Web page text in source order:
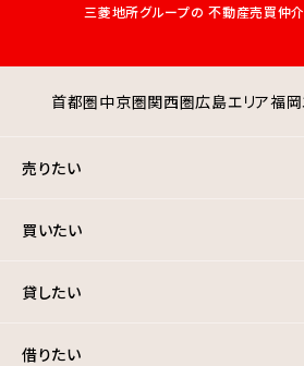
三菱地所グループの 不動産売買仲
首都圏中京圏関西圏広島エリア福
売りたい
買いたい
貸したい
借りたい